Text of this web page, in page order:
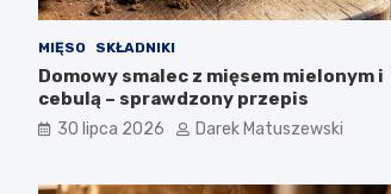
MIĘSO SKŁADNIKI
Domowy smalec z mięsem mielonym i
cebulą – sprawdzony przepis
30 lipca 2026 Darek Matuszewski